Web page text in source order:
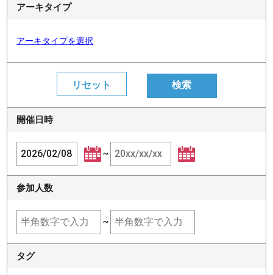
アーキタイプ
アーキタイプを選択
開催日時
~
参加人数
~
タグ